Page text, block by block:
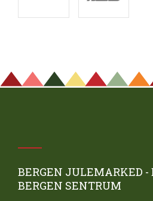
BERGEN JULEMARKED -
BERGEN SENTRUM